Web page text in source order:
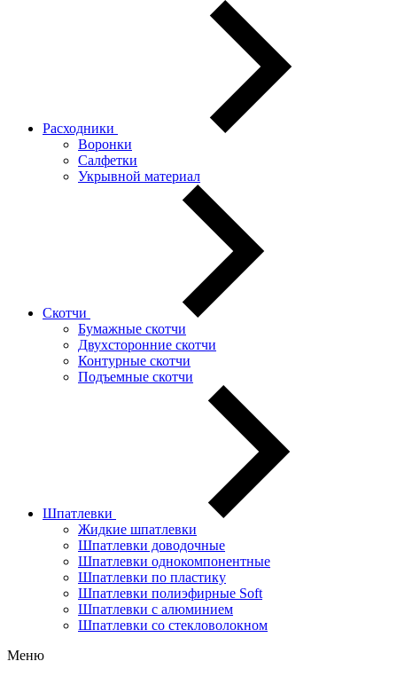
Расходники
Воронки
Салфетки
Укрывной материал
Скотчи
Бумажные скотчи
Двухсторонние скотчи
Контурные скотчи
Подъемные скотчи
Шпатлевки
Жидкие шпатлевки
Шпатлевки доводочные
Шпатлевки однокомпонентные
Шпатлевки по пластику
Шпатлевки полиэфирные Soft
Шпатлевки с алюминием
Шпатлевки со стекловолокном
Меню